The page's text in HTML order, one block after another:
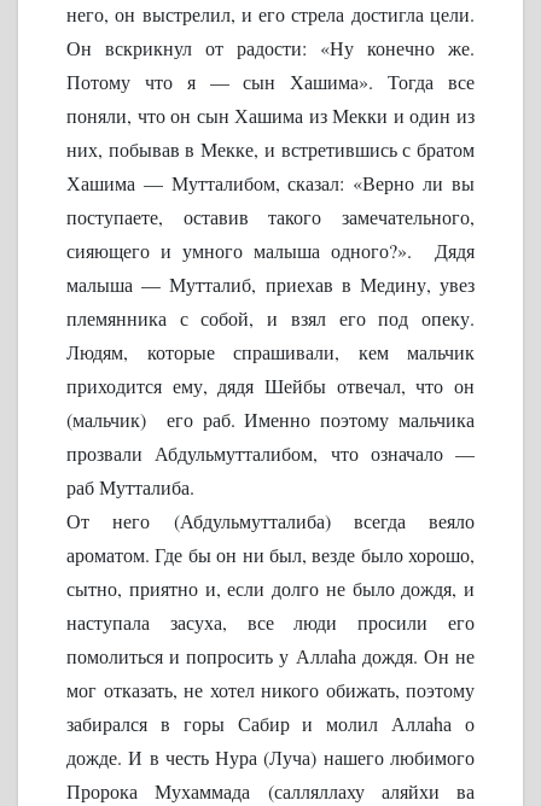
него, он выстрелил, и его стрела достигла цели.
Он вскрикнул от радости: «Ну конечно же.
Потому что я — сын Хашима». Тогда все
поняли, что он сын Хашима из Мекки и один из
них, побывав в Мекке, и встретившись с братом
Хашима — Мутталибом, сказал: «Верно ли вы
поступаете, оставив такого замечательного,
сияющего и умного малыша одного?». Дядя
малыша — Мутталиб, приехав в Медину, увез
племянника с собой, и взял его под опеку.
Людям, которые спрашивали, кем мальчик
приходится ему, дядя Шейбы отвечал, что он
(мальчик) его раб. Именно поэтому мальчика
прозвали Абдульмутталибом, что означало —
раб Мутталиба.
От него (Абдульмутталиба) всегда веяло
ароматом. Где бы он ни был, везде было хорошо,
сытно, приятно и, если долго не было дождя, и
наступала засуха, все люди просили его
помолиться и попросить у Аллаhа дождя. Он не
мог отказать, не хотел никого обижать, поэтому
забирался в горы Сабир и молил Аллаhа о
дожде. И в честь Нура (Луча) нашего любимого
Пророка Мухаммада (салляллаху аляйхи ва